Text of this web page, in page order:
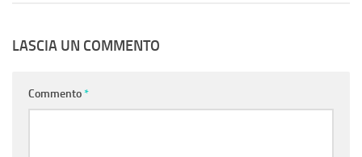
LASCIA UN COMMENTO
Commento*